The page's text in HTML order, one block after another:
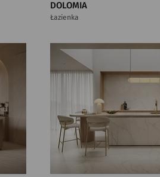
DOLOMIA
Łazienka